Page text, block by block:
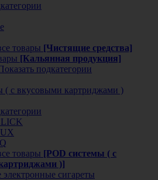
товары [Чистящие средства]
[Кальянная продукция]
подкатегории
( с вкусовыми картриджами )
товары [POD системы ( с
)]
сигареты